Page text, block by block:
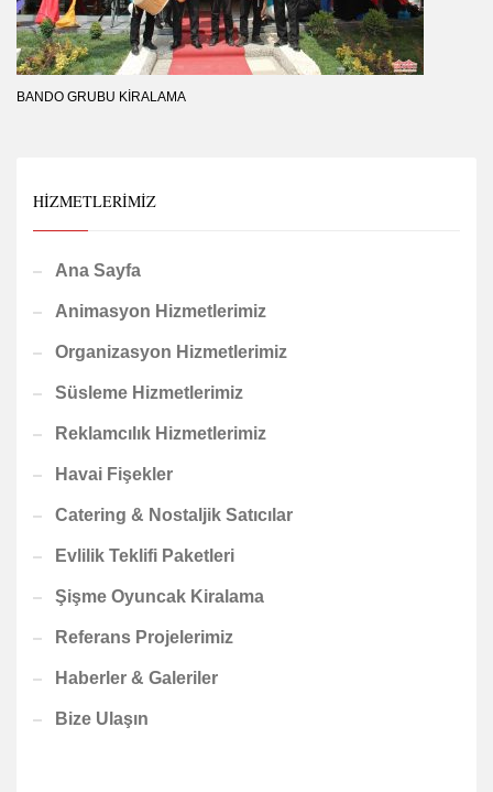
BANDO GRUBU KIRALAMA
HIZMETLERIMIZ
Ana Sayfa
Animasyon Hizmetlerimiz
Organizasyon Hizmetlerimiz
Süsleme Hizmetlerimiz
Reklamcılık Hizmetlerimiz
Havai Fişekler
Catering & Nostaljik Satıcılar
Evlilik Teklifi Paketleri
Şişme Oyuncak Kiralama
Referans Projelerimiz
Haberler & Galeriler
Bize Ulaşın